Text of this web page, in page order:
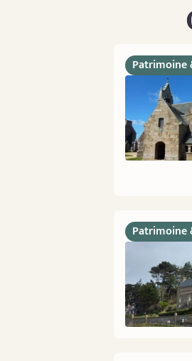
Patrimoine
Patrimoine